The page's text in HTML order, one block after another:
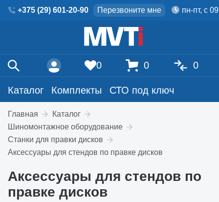
+375 (29) 601-20-90 Перезвоните мне пн-пт, с
Каталог Комплекты СТО под ключ
0 0 0
Главная
Каталог
Шиномонтажное оборудование
Станки для правки дисков
Аксессуары для стендов по правке дисков
Аксессуары для стендов по
правке дисков